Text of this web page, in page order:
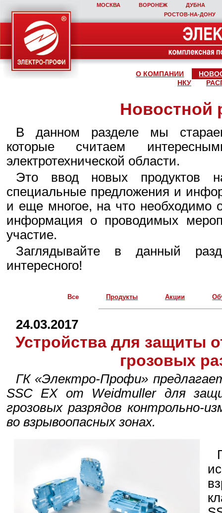
МОСКВА ВОРОНЕЖ
ДУБНА
РОСТОВ‑НА‑ДОНУ
О КОМПАНИИ
НКУ
Новостной
В данном разделе мы
которые считаем
электротехнической области.
Это ввод новых продуктов
специальные предложения и
и еще многое, на что необходимо
информация о проводимых
участие.
Заглядывайте в данный
интересного!
Все Продукты Акции
24.03.2017
Устройства для защиты
грозовых
ГК «Электро-Профи»
SSC EX от Weidmuller для
грозовых разрядов контрольно-
во взрывоопасных зонах.